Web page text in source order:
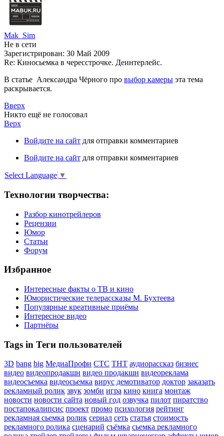
Mak_Sim
Не в сети
Зарегистрирован: 30 Май 2009
Re: Киносьемка в чересстрочке. Деинтерлейс.
В статье Александра Чёрного про выбор камеры эта тема
раскрывается.
Вверх
Никто ещё не голосовал
Верх
Войдите на сайт для отправки комментариев
Войдите на сайт для отправки комментариев
Select Language ▼
Технологии творчества:
Разбор кинотрейлеров
Рецензии
Юмор
Статьи
Форум
Избранное
Интересные факты о ТВ и кино
Юмористические телерассказы М. Бухтеева
Популярные креативные приёмы
Интересное видео
Партнёры
Tags in Теги пользователей
3D bang big МедиаПрофи СТС ТНТ аудиорассказ бизнес
видео видеопродакшн видео продакшн видеореклама
видеосъемка видеосьемка вирус демотиватор доктор заказать
рекламный ролик звук зомби игра кино книга монтаж
новости новости сайта новый год озвучка пилот пиратство
постапокалипсис проект промо психология рейтинг
рекламная сьемка ролик сериал сеть статья стоимость
рекламного ролика сценарий съёмка сьемка рекламного